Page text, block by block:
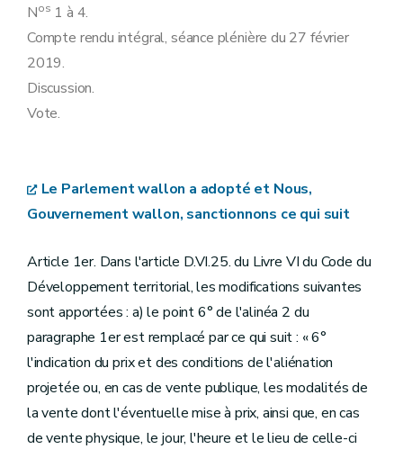
Nos 1 à 4.
Compte rendu intégral, séance plénière du 27 février
2019.
Discussion.
Vote.
Le Parlement wallon a adopté et Nous,
Gouvernement wallon, sanctionnons ce qui suit
Article 1er. Dans l'article D.VI.25. du Livre VI du Code du
Développement territorial, les modifications suivantes
sont apportées : a) le point 6° de l'alinéa 2 du
paragraphe 1er est remplacé par ce qui suit : « 6°
l'indication du prix et des conditions de l'aliénation
projetée ou, en cas de vente publique, les modalités de
la vente dont l'éventuelle mise à prix, ainsi que, en cas
de vente physique, le jour, l'heure et le lieu de celle-ci